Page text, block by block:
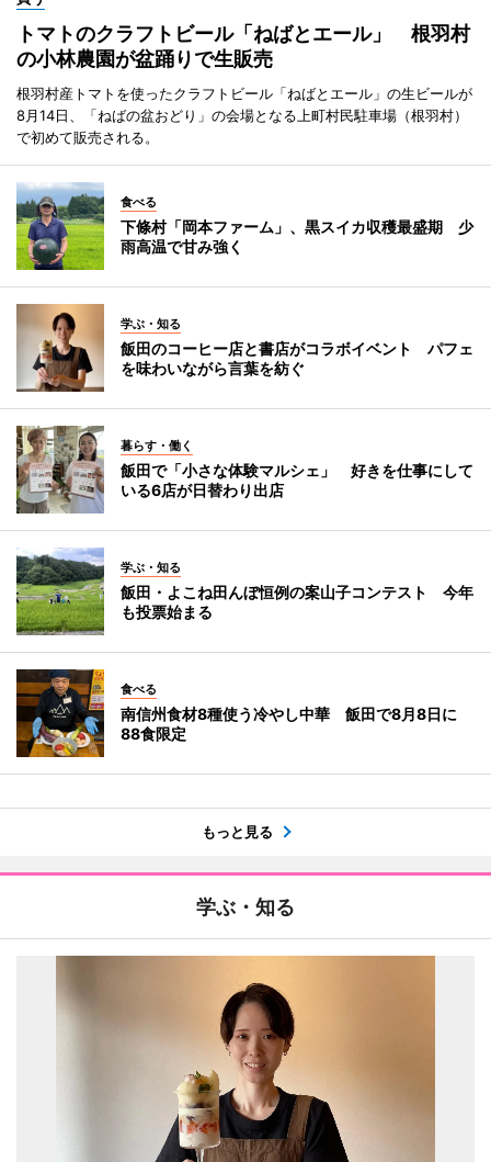
トマトのクラフトビール「ねばとエール」 根羽村
の小林農園が盆踊りで生販売
根羽村産トマトを使ったクラフトビール「ねばとエール」の生ビールが
8月14日、「ねばの盆おどり」の会場となる上町村民駐車場（根羽村）
で初めて販売される。
食べる
下條村「岡本ファーム」、黒スイカ収穫最盛期 少
雨高温で甘み強く
学ぶ・知る
飯田のコーヒー店と書店がコラボイベント パフェ
を味わいながら言葉を紡ぐ
暮らす・働く
飯田で「小さな体験マルシェ」 好きを仕事にして
いる6店が日替わり出店
学ぶ・知る
飯田・よこね田んぼ恒例の案山子コンテスト 今年
も投票始まる
食べる
南信州食材8種使う冷やし中華 飯田で8月8日に
88食限定
もっと見る
学ぶ・知る